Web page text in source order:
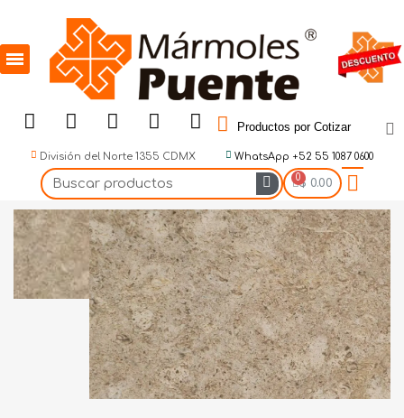
Productos por Cotizar
División del Norte 1355 CDMX WhatsApp +52 55 1087 0600
$ 0.00